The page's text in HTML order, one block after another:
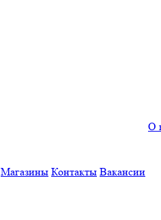
Магазины Контакты Вакансии
О